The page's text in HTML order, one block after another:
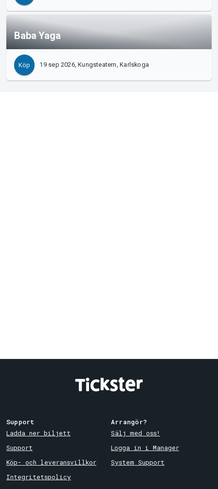
Baba Yaga
Köp 19 sep 2026, Kungsteatern, Karlskoga
Support
Ladda ner biljett
Support
Köp- och leveransvillkor
Integritetspolicy
Arrangör?
Sälj med oss!
Logga in i Manager
System Support